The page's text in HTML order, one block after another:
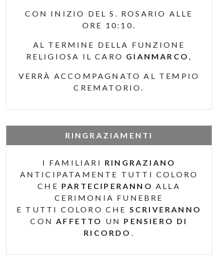
CON INIZIO DEL S. ROSARIO ALLE
ORE 10:10.
AL TERMINE DELLA FUNZIONE
RELIGIOSA IL CARO GIANMARCO ,
VERRÀ ACCOMPAGNATO AL TEMPIO
CREMATORIO.
RINGRAZIAMENTI
I FAMILIARI RINGRAZIANO
ANTICIPATAMENTE TUTTI COLORO
CHE PARTECIPERANNO ALLA
CERIMONIA FUNEBRE
E TUTTI COLORO CHE SCRIVERANNO
CONAFFETTO UN PENSIERO DI
RICORDO .